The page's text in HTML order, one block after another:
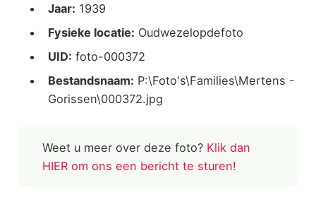
Jaar: 1939
Fysieke locatie: Oudwezelopdefoto
UID: foto-000372
Bestandsnaam: P:\Foto's\Families\Mertens -
Gorissen\000372.jpg
Weet u meer over deze foto? Klik dan
HIER om ons een bericht te sturen!